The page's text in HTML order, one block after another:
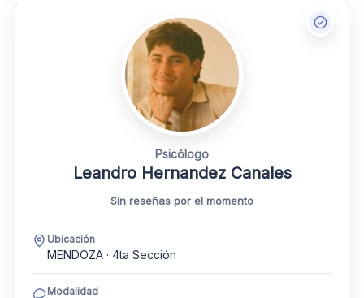
Psicólogo
Leandro Hernandez Canales
Sin reseñas por el momento
Ubicación
MENDOZA · 4ta Sección
Modalidad